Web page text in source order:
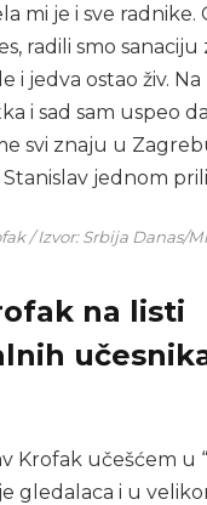
mi je i sve radnike.
radili smo sanaciju
i jedva ostao živ.
i sad sam uspeo
svi znaju u
jednom
/ Izvor: Srbija Danas/
na listi
Krofak učešćem u
gledalaca i u